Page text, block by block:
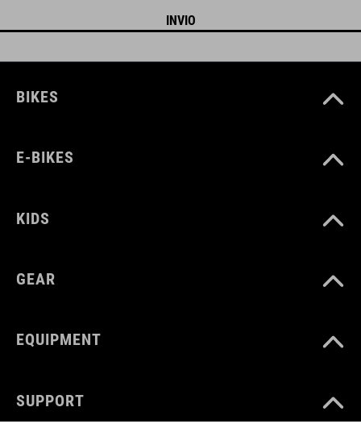
BIKES
E-BIKES
KIDS
GEAR
EQUIPMENT
SUPPORT